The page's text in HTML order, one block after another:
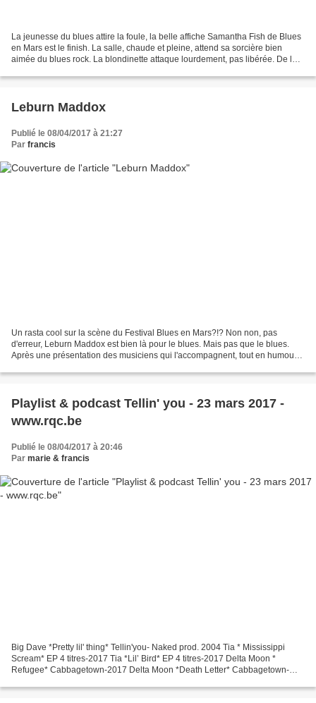
La jeunesse du blues attire la foule, la belle affiche Samantha Fish de Blues
en Mars est le finish. La salle, chaude et pleine, attend sa sorcière bien
aimée du blues rock. La blondinette attaque lourdement, pas libérée. De la
Leburn Maddox
Publié le 08/04/2017 à 21:27
Par francis
Un rasta cool sur la scène du Festival Blues en Mars?!? Non non, pas
d'erreur, Leburn Maddox est bien là pour le blues. Mais pas que le blues.
Après une présentation des musiciens qui l'accompagnent, tout en humour
Playlist & podcast Tellin' you - 23 mars 2017 -
www.rqc.be
Publié le 08/04/2017 à 20:46
Par marie & francis
Big Dave *Pretty lil' thing* Tellin'you- Naked prod. 2004 Tia * Mississippi
Scream* EP 4 titres-2017 Tia *Lil’ Bird* EP 4 titres-2017 Delta Moon *
Refugee* Cabbagetown-2017 Delta Moon *Death Letter* Cabbagetown-